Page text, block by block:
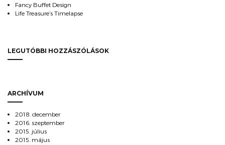
Fancy Buffet Design
Life Treasure’s Timelapse
LEGUTÓBBI HOZZÁSZÓLÁSOK
ARCHÍVUM
2018. december
2016. szeptember
2015. július
2015. május